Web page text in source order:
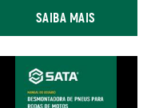
SAIBA MAIS